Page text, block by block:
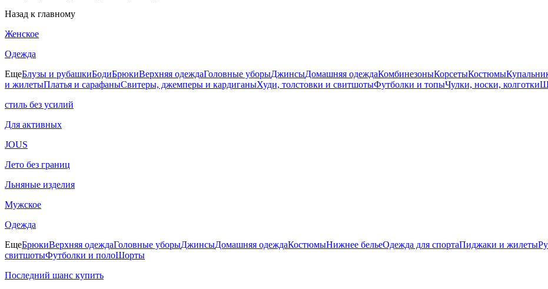
Назад к главному
Женское
Одежда
ЕщеБлузы и рубашкиБодиБрюкиВерхняя одеждаГоловные уборыДжинсыДомашняя одеждаКомбинезоныКорсетыКостюмы
и жилетыПлатья и сарафаныСвитеры, джемперы и кардиганыХуди, толстовки и свитшотыФутболки и топыЧулки, носки, колготки
стиль без усилий
Для активных
JOUS
Лето без границ
Льняные изделия
Мужское
Одежда
ЕщеБрюкиВерхняя одеждаГоловные уборыДжинсыДомашняя одеждаКостюмыНижнее бельеОдежда для спортаПиджаки и жилеты
свитшотыФутболки и полоШорты
Последний шанс купить